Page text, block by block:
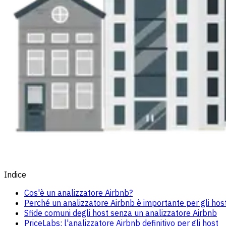
Indice
Cos'è un analizzatore Airbnb?
Perché un analizzatore Airbnb è importante per gli
Sfide comuni degli host senza un analizzatore Airbnb
PriceLabs: l'analizzatore Airbnb definitivo per gli host